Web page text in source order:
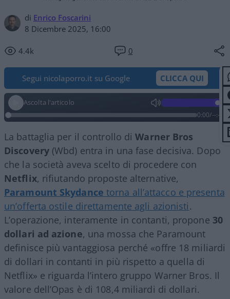
di Enrico Foscarini
8 Dicembre 2025, 16:00
4.4k 0
Segui nicolaporro.it su Google CLICCA QUI
Ascolta l'articolo
0:00/--:--
La battaglia per il controllo diWarner Bros
Discovery(Wbd) entra in una fase decisiva. Dopo
che la società aveva scelto di procedere con
Netflix, rifiutando proposte alternative,
Paramount Skydance torna all’attacco e presenta
un’offerta ostile direttamente agli azionisti.
L’operazione, interamente in contanti, propone 30
dollari ad azione, una mossa che Paramount
definisce più vantaggiosa perché «offre 18 miliardi
di dollari in contanti in più rispetto a quella di
Netflix» e riguarda l’intero gruppo Warner Bros. Il
valore dell’Opas è di 108,4 miliardi di dollari.